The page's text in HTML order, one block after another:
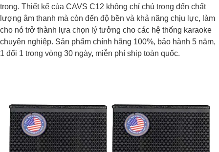
trọng. Thiết kế của CAVS C12 không chỉ chú trọng đến chất
lượng âm thanh mà còn đến độ bền và khả năng chịu lực, làm
cho nó trở thành lựa chọn lý tưởng cho các hệ thống karaoke
chuyên nghiệp. Sản phẩm chính hãng 100%, bảo hành 5 năm,
1 đổi 1 trong vòng 30 ngày, miễn phí ship toàn quốc.